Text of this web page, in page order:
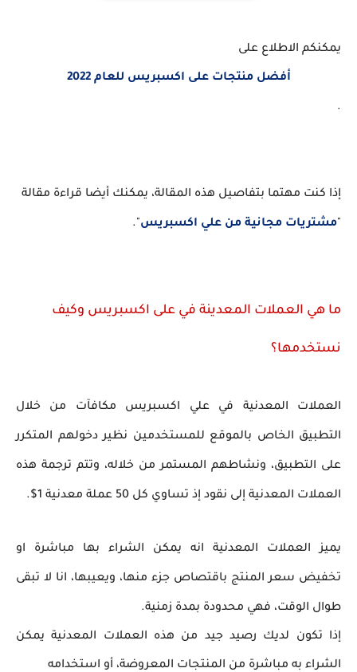
يمكنكم الاطلاع على
أفضل منتجات على اكسبريس للعام 2022
.
إذا كنت مهتما بتفاصيل هذه المقالة، يمكنك أيضا قراءة مقالة
"مشتريات مجانية من علي اكسبريس".
ما هي العملات المعدينة في على اكسبريس وكيف
نستخدمها؟
العملات المعدنية في علي اكسبريس مكافآت من خلال
التطبيق الخاص بالموقع للمستخدمين نظير دخولهم المتكرر
على التطبيق، ونشاطهم المستمر من خلاله، وتتم ترجمة هذه
العملات المعدنية إلى نقود إذ تساوي كل 50 عملة معدنية 1$.
يميز العملات المعدنية انه يمكن الشراء بها مباشرة او
تخفيض سعر المنتج باقتصاص جزء منها، ويعيبها، انا لا تبقى
طوال الوقت، فهي محدودة بمدة زمنية.
إذا تكون لديك رصيد جيد من هذه العملات المعدنية يمكن
الشراء به مباشرة من المنتجات المعروضة، أو استخدامه